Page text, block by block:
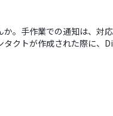
。手作業での通知は、対
クトが作成された際に、